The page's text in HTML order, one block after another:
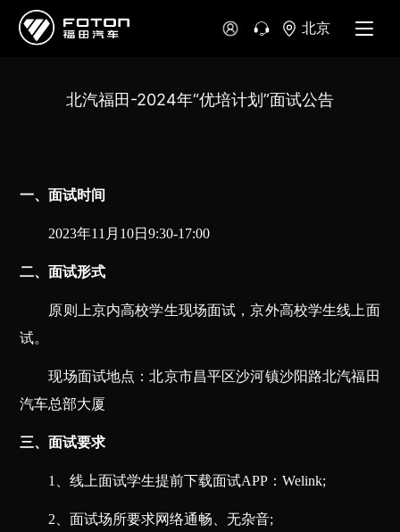
北京
北汽福田-2024年“优培计划”面试公告
一、面试时间
2023年11月10日9:30-17:00
二、面试形式
原则上京内高校学生现场面试，京外高校学生线上面
试。
现场面试地点：北京市昌平区沙河镇沙阳路北汽福田
汽车总部大厦
三、面试要求
1 、线上面试学生提前下载面试APP：Welink;
2 、面试场所要求网络通畅、无杂音;